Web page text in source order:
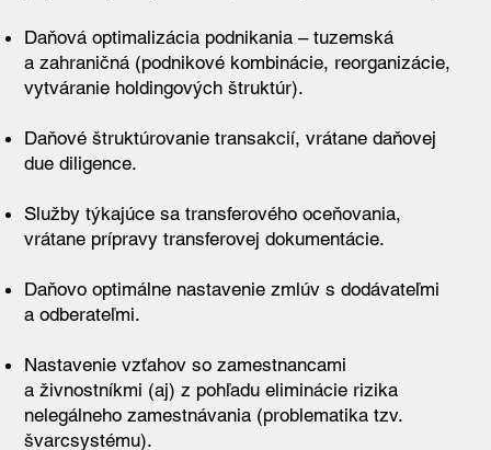
Daňová optimalizácia podnikania – tuzemská
a zahraničná (podnikové kombinácie, reorganizácie,
vytváranie holdingových štruktúr).
Daňové štruktúrovanie transakcií, vrátane daňovej
due diligence.
Služby týkajúce sa transferového oceňovania,
vrátane prípravy transferovej dokumentácie.
Daňovo optimálne nastavenie zmlúv s dodávateľmi
a odberateľmi.
Nastavenie vzťahov so zamestnancami
a živnostníkmi (aj) z pohľadu eliminácie rizika
nelegálneho zamestnávania (problematika tzv.
švarcsystému).